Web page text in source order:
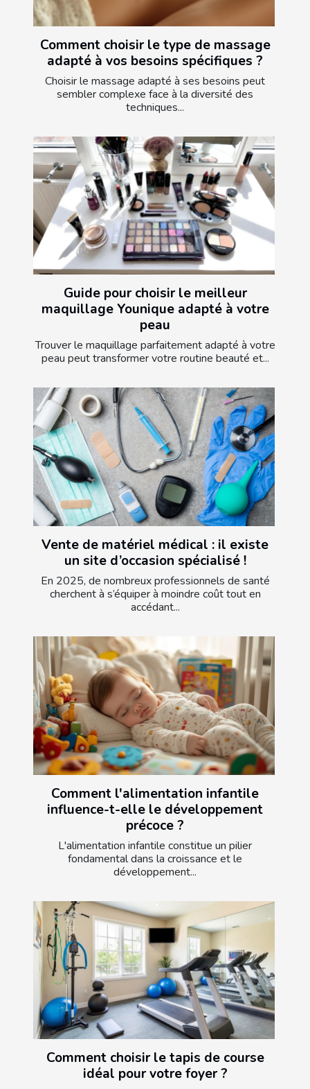
Comment choisir le type de massage
adapté à vos besoins spécifiques ?
Choisir le massage adapté à ses besoins peut
sembler complexe face à la diversité des
techniques...
Guide pour choisir le meilleur
maquillage Younique adapté à votre
peau
Trouver le maquillage parfaitement adapté à votre
peau peut transformer votre routine beauté et...
Vente de matériel médical : il existe
un site d’occasion spécialisé !
En 2025, de nombreux professionnels de santé
cherchent à s’équiper à moindre coût tout en
accédant...
Comment l'alimentation infantile
influence-t-elle le développement
précoce ?
L'alimentation infantile constitue un pilier
fondamental dans la croissance et le
développement...
Comment choisir le tapis de course
idéal pour votre foyer ?